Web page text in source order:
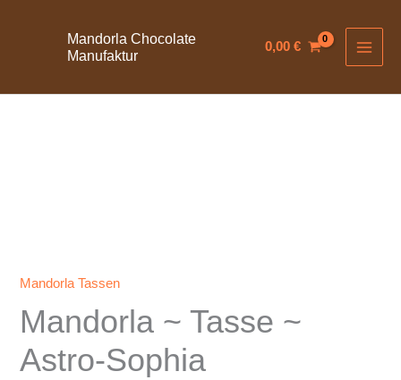
Mandorla Chocolate
Manufaktur
0,00 €
Mandorla Tassen
Mandorla ~ Tasse ~
Astro-Sophia
Sophia
Menge